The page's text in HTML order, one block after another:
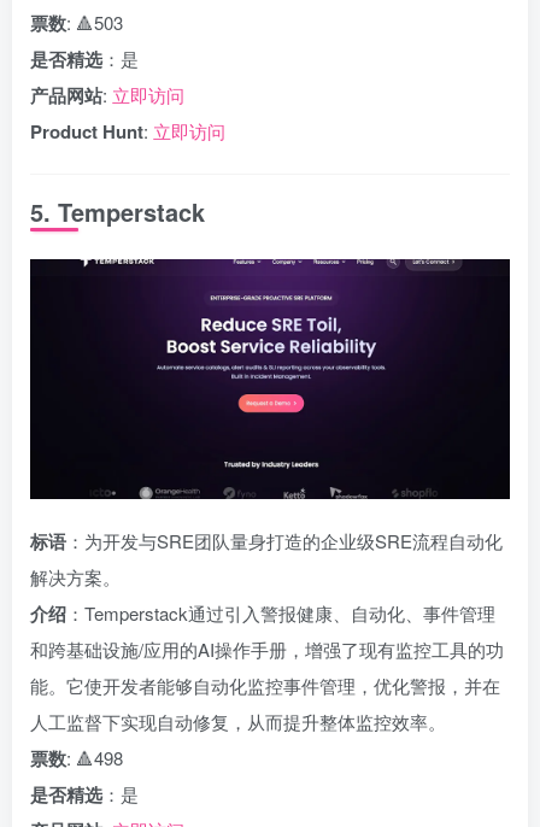
票数: 🔺503
是否精选 ：是
产品网站: 立即访问
Product Hunt: 立即访问
5. Temperstack
标语 ：为开发与SRE团队量身打造的企业级SRE流程自动化
解决方案。
介绍 ：Temperstack通过引入警报健康、自动化、事件管理
和跨基础设施/应用的AI操作手册，增强了现有监控工具的功
能。它使开发者能够自动化监控事件管理，优化警报，并在
人工监督下实现自动修复，从而提升整体监控效率。
票数: 🔺498
是否精选 ：是